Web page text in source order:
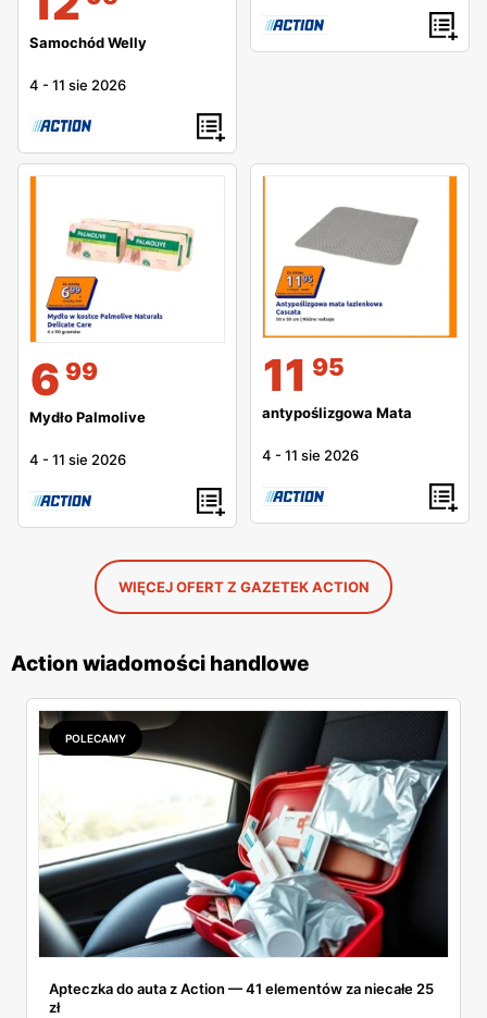
Samochód Welly
4 -11 sie 2026
6 99
Mydło Palmolive
4 -11 sie 2026
11 95
antypoślizgowa Mata
4 -11 sie 2026
WIĘCEJ OFERT Z GAZETEK ACTION
Action wiadomości handlowe
POLECAMY
Apteczka do auta z Action — 41 elementów za niecałe 25
zł